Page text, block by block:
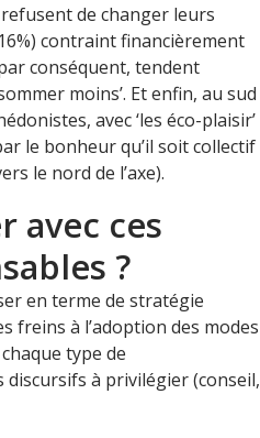
de changer leurs
contraint financièrement
conséquent, tendent
moins’. Et enfin, au sud
avec ‘les éco-plaisir’
le bonheur qu’il soit collectif
le nord de l’axe).
avec ces
?
en terme de stratégie
freins à l’adoption des modes
type de
à privilégier (conseil,